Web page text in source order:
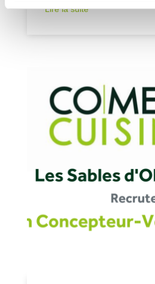
Lire la suite